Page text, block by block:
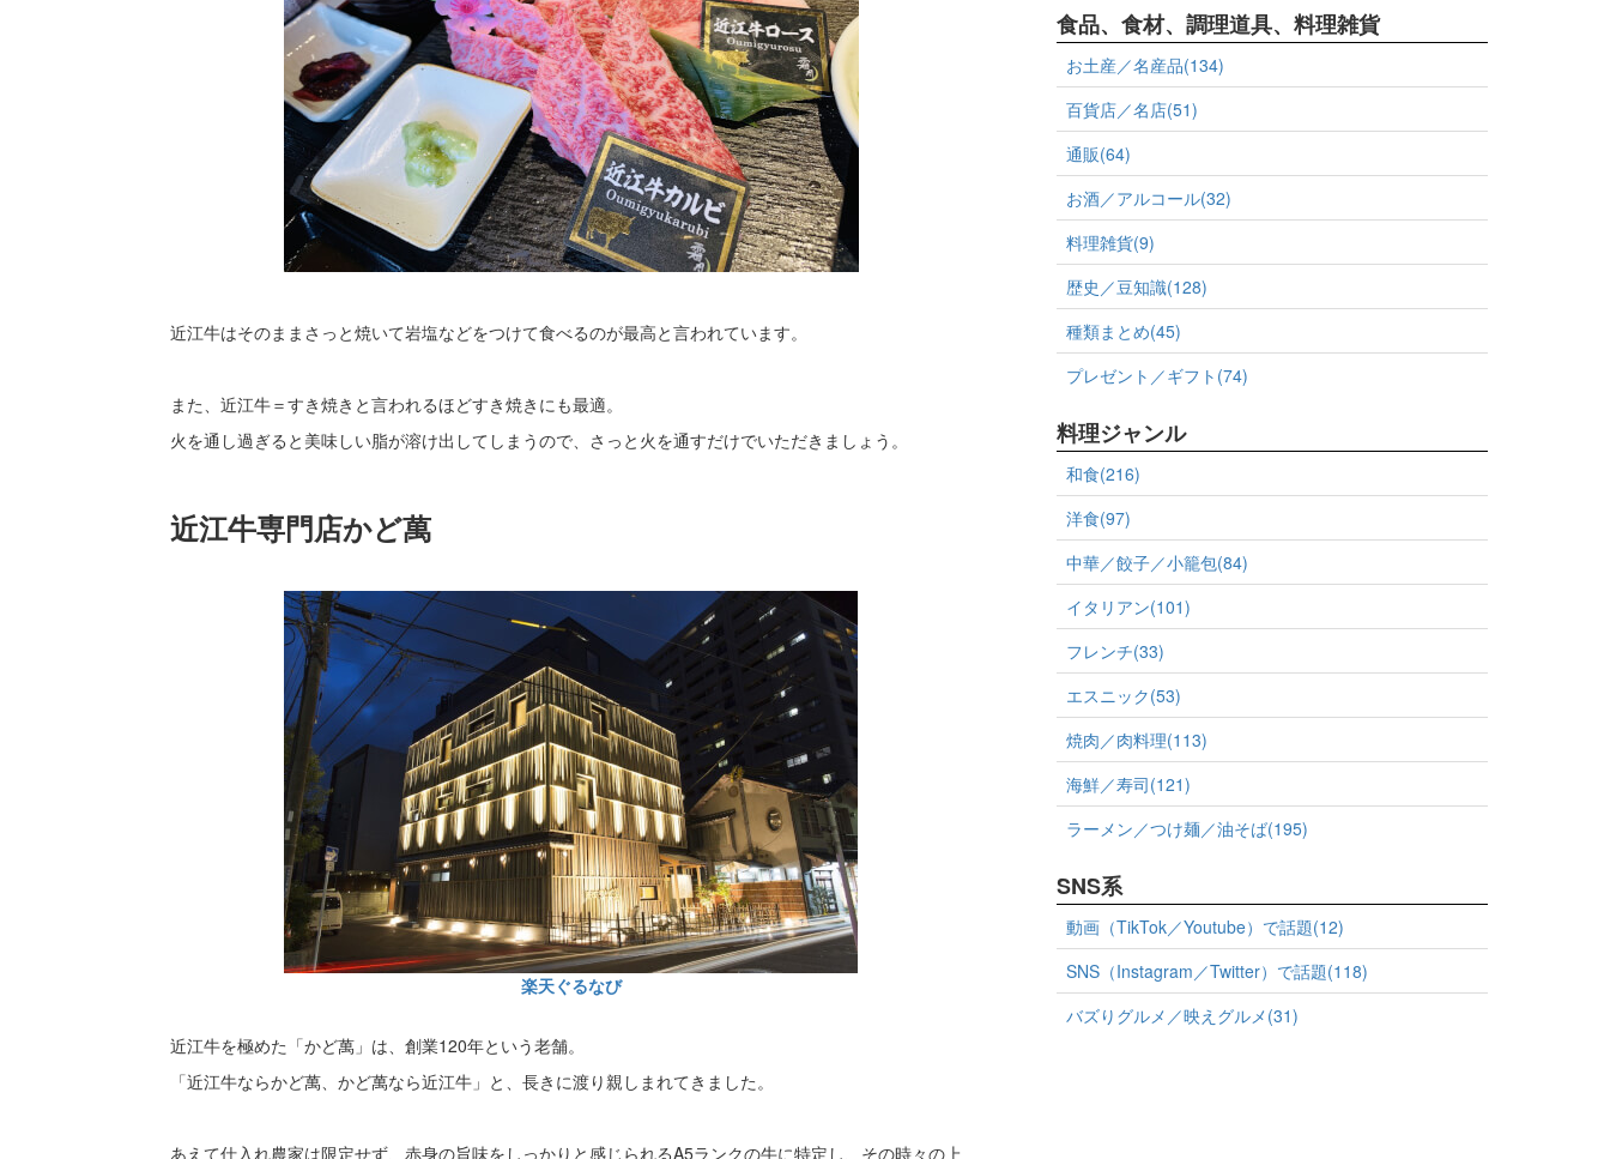
近江牛はそのままさっと焼いて岩塩などをつけて食べるのが最高と言われています。
また、近江牛＝すき焼きと言われるほどすき焼きにも最適。
火を通し過ぎると美味しい脂が溶け出してしまうので、さっと火を通すだけでいただきましょう。
近江牛専門店かど萬
楽天ぐるなび
近江牛を極めた「かど萬」は、創業120年という老舗。
「近江牛ならかど萬、かど萬なら近江牛」と、長きに渡り親しまれてきました。
あえて仕入れ農家は限定せず、赤身の旨味をしっかりと感じられるA5ランクの牛に特定し、その時々の上
食品、食材、調理道具、料理雑貨
お土産／名産品(134)
百貨店／名店(51)
通販(64)
お酒／アルコール(32)
料理雑貨(9)
歴史／豆知識(128)
種類まとめ(45)
プレゼント／ギフト(74)
料理ジャンル
和食(216)
洋食(97)
中華／餃子／小籠包(84)
イタリアン(101)
フレンチ(33)
エスニック(53)
焼肉／肉料理(113)
海鮮／寿司(121)
ラーメン／つけ麺／油そば(195)
SNS系
動画（TikTok／Youtube）で話題(12)
SNS（Instagram／Twitter）で話題(118)
バズりグルメ／映えグルメ(31)